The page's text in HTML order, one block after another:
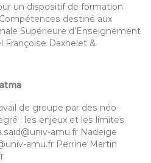
un dispositif de formation
destiné aux
Supérieure d’Enseignement
Françoise Daxhelet &
de groupe par des néo-
: les enjeux et les limites
amu.fr Nadeige
amu.fr Perrine Martin